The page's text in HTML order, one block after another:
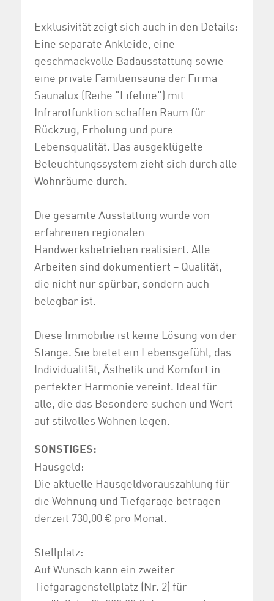
Exklusivität zeigt sich auch in den Details:
Eine separate Ankleide, eine
geschmackvolle Badausstattung sowie
eine private Familiensauna der Firma
Saunalux (Reihe "Lifeline") mit
Infrarotfunktion schaffen Raum für
Rückzug, Erholung und pure
Lebensqualität. Das ausgeklügelte
Beleuchtungssystem zieht sich durch alle
Wohnräume durch.
Die gesamte Ausstattung wurde von
erfahrenen regionalen
Handwerksbetrieben realisiert. Alle
Arbeiten sind dokumentiert – Qualität,
die nicht nur spürbar, sondern auch
belegbar ist.
Diese Immobilie ist keine Lösung von der
Stange. Sie bietet ein Lebensgefühl, das
Individualität, Ästhetik und Komfort in
perfekter Harmonie vereint. Ideal für
alle, die das Besondere suchen und Wert
auf stilvolles Wohnen legen.
SONSTIGES:
Hausgeld:
Die aktuelle Hausgeldvorauszahlung für
die Wohnung und Tiefgarage betragen
derzeit 730,00 € pro Monat.
Stellplatz:
Auf Wunsch kann ein zweiter
Tiefgaragenstellplatz (Nr. 2) für